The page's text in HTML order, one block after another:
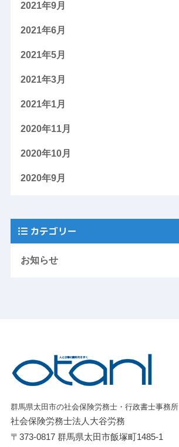
2021年9月
2021年6月
2021年5月
2021年3月
2021年1月
2020年11月
2020年10月
2020年9月
カテゴリー
お知らせ
群馬県太田市の社会保険労務士・行政書士事務所
社会保険労務士法人大谷労務
〒373-0817 群馬県太田市飯塚町1485-1